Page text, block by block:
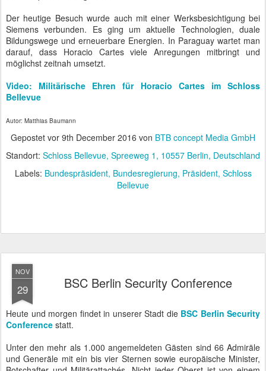
NATO-Ausstieg habe. Wichtig ist ihm insbesondere, dass die NATO-
Staaten ihren Beitrag zum Rüstungshaushalt erfüllen. Warum auch
soll die USA den Hauptteil der finanziellen Last tragen? Donald
Trump denkt hier wie ein typischer Unternehmer in Kategorien des
Return on Investment (ROI). Bessert Europa in diesem Bereich
Mitstreiter von einem NATO-Ausstieg zu überzeugen.
wie leicht es ist, große Truppenverbände innerhalb kürzester Zeit
angekündigt, dass diverse Reden auf Französisch gehalten werden
und schon bewegten sich etwa 95% der Gäste im Saal auf die
Kopfhörer für die Simultanübersetzung zu. Militärisch diszipliniert
wurde diese sprachliche "Fähigkeitslücke" geschlossen. Bei einer
zivilen Veranstaltung hätte das sicher zu erheblichen
kritische Worte zur europäischen Zusammenarbeit fanden. Es gehe
Bedrohung". Dabei nehme jeder Staat eine andere Facette der
komplexen Bedrohungssituation wahr und setze entsprechend
andere Prioritäten. Das betrifft die Ostgrenzen, die
Flüchtlingsströme im Süden und islamistischen Terror in
Mitteleuropa. Der einstige Fokus der EU auf die Wirtschaft habe
bisher die Verteidigung außen vor gelassen.